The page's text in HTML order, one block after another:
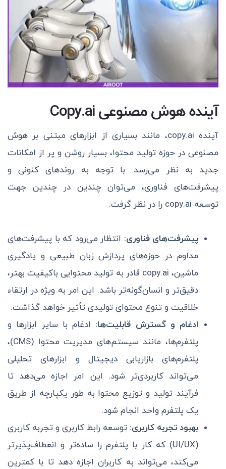
آینده هوش مصنوعی Copy.ai
آینده copy.ai، مانند بسیاری از ابزارهای مبتنی بر هوش
مصنوعی در حوزه تولید محتوا، بسیار روشن و پر از امکانات
جدید به نظر می‌رسد. با توجه به روندهای کنونی و
پیشرفت‌های فناوری، می‌توان چندین در چندین جهت
توسعه copy.ai را در نظر گرفت:
پیشرفت‌های فناوری: انتظار می‌رود که با پیشرفت‌های
مداوم در حوزه‌های پردازش زبان طبیعی و یادگیری
ماشین، copy.ai قادر به تولید محتوایی باکیفیت بهتر،
دقیق‌تر و انسان‌گونه‌تر باشد. این امر به ویژه در ارتقاء
خلاقیت و تنوع محتوای تولیدی تأثیر خواهد گذاشت.
ادغام و گسترش قابلیت‌ها: ادغام با سایر ابزارها و
پلتفرم‌ها، مانند سیستم‌های مدیریت محتوا (CMS)،
پلتفرم‌های بازاریابی دیجیتال و ابزارهای تحلیلی
می‌تواند کاربردی‌تر شود. این امر اجازه می‌دهد تا
فرآیند تولید و توزیع محتوا به طور یکپارچه از طریق
یک پلتفرم واحد انجام شود.
بهبود تجربه کاربری: توسعه رابط کاربری و تجربه کاربری
(UI/UX) که کار با پلتفرم را ساده‌تر و انعطاف‌پذیرتر
می‌کند، می‌تواند به کاربران اجازه دهد تا با کمترین